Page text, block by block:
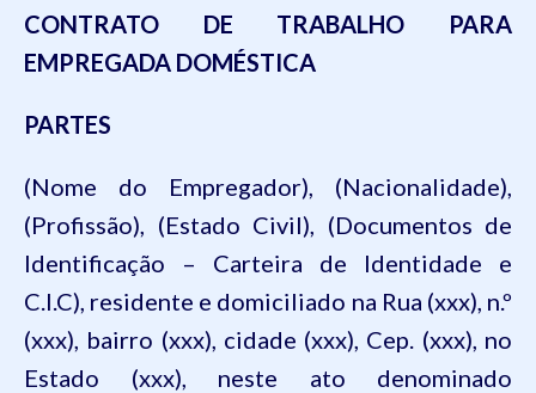
CONTRATO DE TRABALHO PARA
EMPREGADA DOMÉSTICA
PARTES
(Nome do Empregador), (Nacionalidade),
(Profissão), (Estado Civil), (Documentos de
Identificação – Carteira de Identidade e
C.I.C), residente e domiciliado na Rua (xxx), n.º
(xxx), bairro (xxx), cidade (xxx), Cep. (xxx), no
Estado (xxx), neste ato denominado